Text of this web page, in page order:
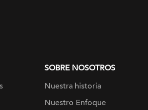
SOBRE NOSOTROS
Nuestra historia
Nuestro Enfoque